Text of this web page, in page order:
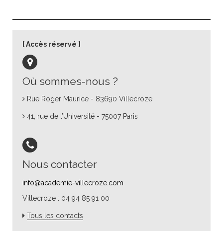
Où sommes-nous ?
Rue Roger Maurice - 83690 Villecroze
41, rue de l’Université - 75007 Paris
Nous contacter
info@academie-villecroze.com
Villecroze : 04 94 85 91 00
Tous les contacts
Accès réservé